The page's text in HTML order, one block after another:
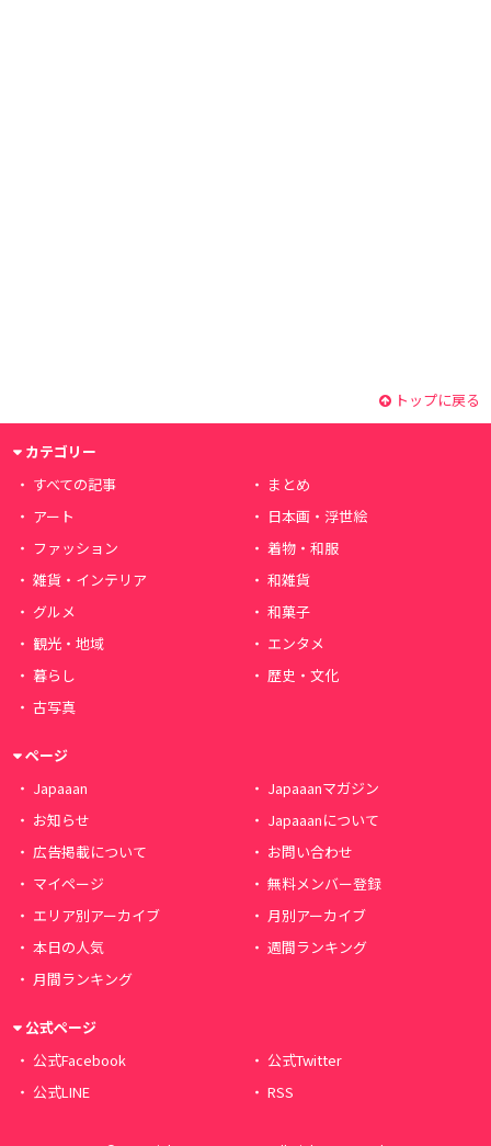
トップに戻る
カテゴリー
すべての記事
まとめ
アート
日本画・浮世絵
ファッション
着物・和服
雑貨・インテリア
和雑貨
グルメ
和菓子
観光・地域
エンタメ
暮らし
歴史・文化
古写真
ページ
Japaaan
Japaaanマガジン
お知らせ
Japaaanについて
広告掲載について
お問い合わせ
マイページ
無料メンバー登録
エリア別アーカイブ
月別アーカイブ
本日の人気
週間ランキング
月間ランキング
公式ページ
公式Facebook
公式Twitter
公式LINE
RSS